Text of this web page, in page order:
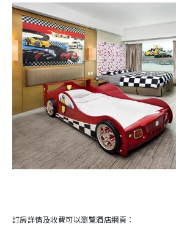
訂房詳情及收費可以瀏覽酒店網頁：